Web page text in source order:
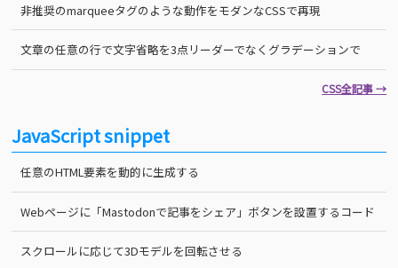
非推奨のmarqueeタグのような動作をモダンなCSSで再現
文章の任意の行で文字省略を3点リーダーでなくグラデーションで
CSS全記事 →
JavaScript snippet
任意のHTML要素を動的に生成する
Webページに「Mastodonで記事をシェア」ボタンを設置するコード
スクロールに応じて3Dモデルを回転させる